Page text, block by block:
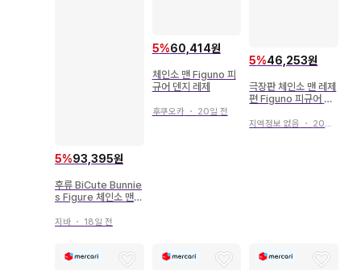
5%93,395원
후류 BiCute Bunnie
s Figure 체인소 맨
지바 ・ 18일 전
5%60,414원
체인소 맨 Figuno 피
규어 덴지 레제
후쿠오카・ 20일 전
5%46,253원
극장판 체인소 맨 레제
편 Figuno 피규어 체
지역정보 없음 ・ 20일 전